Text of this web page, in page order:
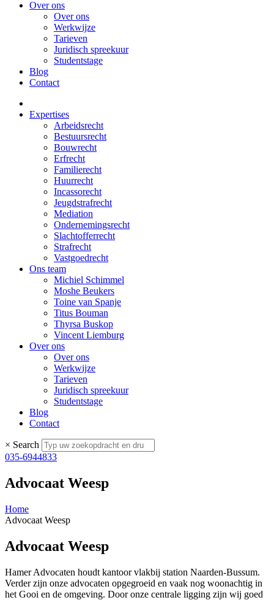
Over ons
Over ons
Werkwijze
Tarieven
Juridisch spreekuur
Studentstage
Blog
Contact
Expertises
Arbeidsrecht
Bestuursrecht
Bouwrecht
Erfrecht
Familierecht
Huurrecht
Incassorecht
Jeugdstrafrecht
Mediation
Ondernemingsrecht
Slachtofferrecht
Strafrecht
Vastgoedrecht
Ons team
Michiel Schimmel
Moshe Beukers
Toine van Spanje
Titus Bouman
Thyrsa Buskop
Vincent Liemburg
Over ons
Over ons
Werkwijze
Tarieven
Juridisch spreekuur
Studentstage
Blog
Contact
× Search
035-6944833
Advocaat Weesp
Home
Advocaat Weesp
Advocaat Weesp
Hamer Advocaten houdt kantoor vlakbij station Naarden-Bussum.
Verder zijn onze advocaten opgegroeid en vaak nog woonachtig in
het Gooi en de omgeving. Door onze centrale ligging zijn wij goed